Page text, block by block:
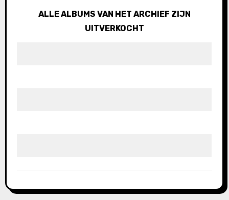
ALLE ALBUMS VAN HET ARCHIEF ZIJN
UITVERKOCHT